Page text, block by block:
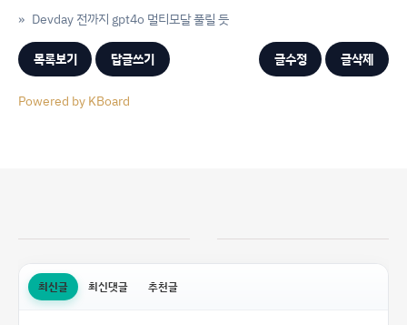
Devday 전까지 gpt4o 멀티모달 풀릴 듯
»
목록보기 답글쓰기 글수정 글삭제
Powered by KBoard
최신글 최신댓글 추천글